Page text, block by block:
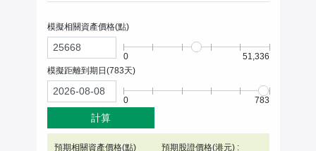
模擬相關資產價格(點)
0
51,336
模擬距離到期日(783天)
0 783
計算
預期相關資產價格(點) 預期股證價格(港元) :